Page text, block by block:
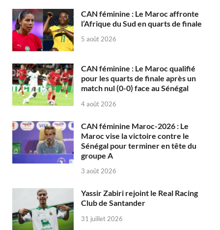
CAN féminine : Le Maroc affronte
l’Afrique du Sud en quarts de finale
5 août 2026
CAN féminine : Le Maroc qualifié
pour les quarts de finale après un
match nul (0-0) face au Sénégal
4 août 2026
CAN féminine Maroc-2026 : Le
Maroc vise la victoire contre le
Sénégal pour terminer en tête du
groupe A
3 août 2026
Yassir Zabiri rejoint le Real Racing
Club de Santander
31 juillet 2026